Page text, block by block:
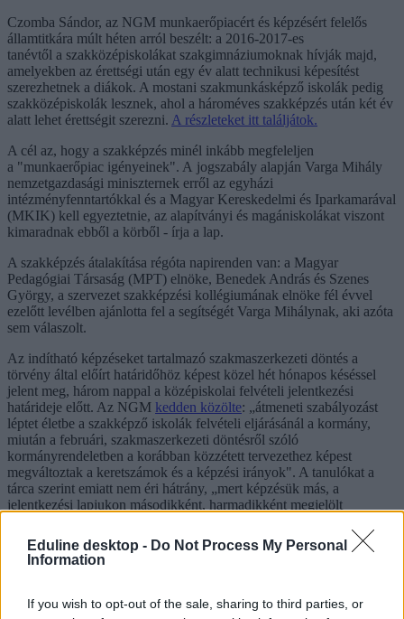
Eduline desktop - Do Not Process My Personal
Information
If you wish to opt-out of the sale, sharing to third parties, or
Czomba Sándor, az NGM munkaerőpiacért és képzésért felelős
államtitkára múlt héten arról beszélt: a 2016-2017-es
tanévtől a szakközépiskolákat szakgimnáziumoknak hívják majd,
amelyekben az érettségi után egy év alatt technikusi képesítést
szerezhetnek a diákok. A mostani szakmunkásképző iskolák pedig
szakközépiskolák lesznek, ahol a hároméves szakképzés után két év
alatt lehet érettségit szerezni. A részleteket itt találjátok.
A cél az, hogy a szakképzés minél inkább megfeleljen
a "munkaerőpiac igényeinek". A jogszabály alapján Varga Mihály
nemzetgazdasági miniszternek erről az egyházi
intézményfenntartókkal és a Magyar Kereskedelmi és Iparkamarával
(MKIK) kell egyeztetnie, az alapítványi és magániskolákat viszont
kimaradnak ebből a körből - írja a lap.
A szakképzés átalakítása régóta napirenden van: a Magyar
Pedagógiai Társaság (MPT) elnöke, Benedek András és Szenes
György, a szervezet szakképzési kollégiumának elnöke fél évvel
ezelőtt levélben ajánlotta fel a segítségét Varga Mihálynak, aki azóta
sem válaszolt.
Az indítható képzéseket tartalmazó szakmaszerkezeti döntés a
törvény által előírt határidőhöz képest közel hét hónapos késéssel
jelent meg, három nappal a középiskolai felvételi jelentkezési
határideje előtt. Az NGM kedden közölte: „átmeneti szabályozást
léptet életbe a szakképző iskolák felvételi eljárásánál a kormány,
miután a februári, szakmaszerkezeti döntésről szóló
kormányrendeletben a korábban közzétett tervezethez képest
megváltoztak a keretszámok és a képzési irányok". A tanulókat a
tárca szerint emiatt nem éri hátrány, „mert képzésük más, a
jelentkezési lapjukon másodikként, harmadikként megjelölt